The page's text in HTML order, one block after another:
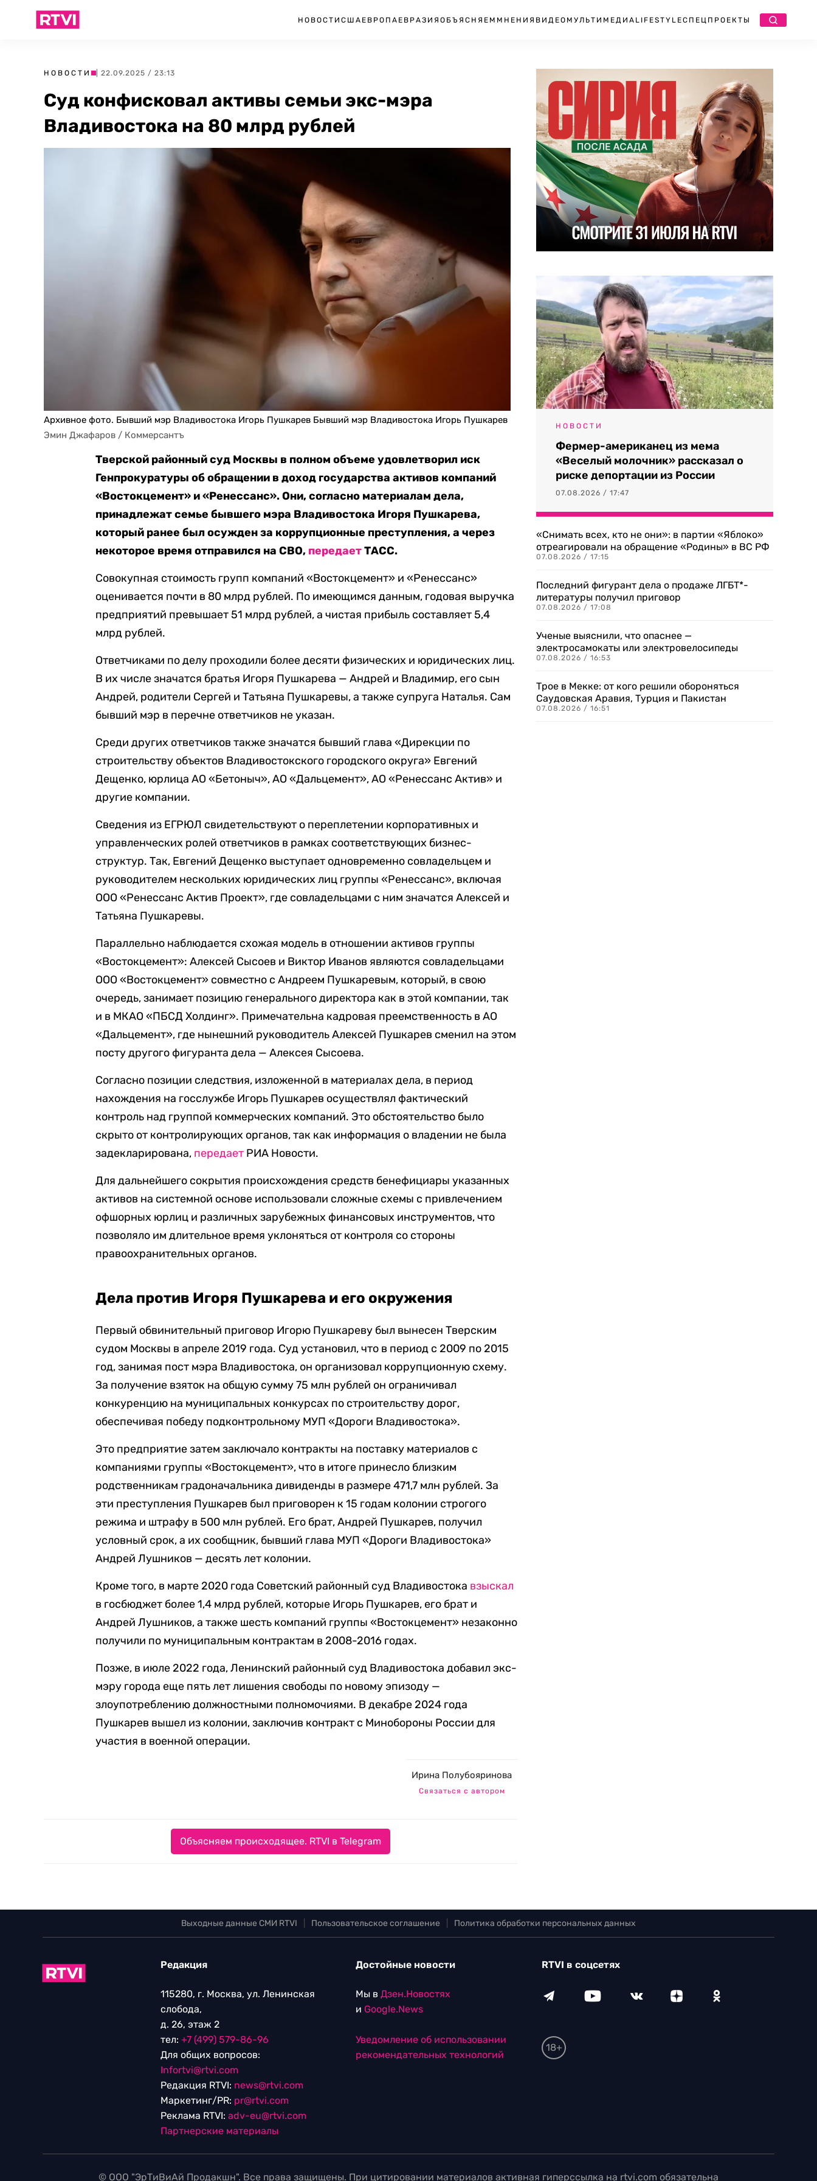
НОВОСТИ США ЕВРОПА ЕВРАЗИЯ ОБЪЯСНЯЕМ МНЕНИЯ ВИДЕО МУЛЬТИМЕДИА LIFESTYLEСПЕЦПРОЕКТЫ
НОВОСТИ | 22.09.2025 / 23:13
Суд конфисковал активы семьи экс-мэра
Владивостока на 80 млрд рублей
Архивное фото. Бывший мэр Владивостока Игорь Пушкарев Бывший мэр Владивостока Игорь Пушкарев
Эмин Джафаров / Коммерсантъ
Тверской районный суд Москвы в полном объеме удовлетворил иск
Генпрокуратуры об обращении в доход государства активов компаний
«Востокцемент» и «Ренессанс». Они, согласно материалам дела,
принадлежат семье бывшего мэра Владивостока Игоря Пушкарева,
который ранее был осужден за коррупционные преступления, а через
некоторое время отправился на СВО, передаетТАСС.
Совокупная стоимость групп компаний «Востокцемент» и «Ренессанс»
оценивается почти в 80 млрд рублей. По имеющимся данным, годовая выручка
предприятий превышает 51 млрд рублей, а чистая прибыль составляет 5,4
млрд рублей.
Ответчиками по делу проходили более десяти физических и юридических лиц.
В их числе значатся братья Игоря Пушкарева — Андрей и Владимир, его сын
Андрей, родители Сергей и Татьяна Пушкаревы, а также супруга Наталья. Сам
бывший мэр в перечне ответчиков не указан.
Среди других ответчиков также значатся бывший глава «Дирекции по
строительству объектов Владивостокского городского округа» Евгений
Дещенко, юрлица АО «Бетоныч», АО «Дальцемент», АО «Ренессанс Актив» и
другие компании.
Сведения из ЕГРЮЛ свидетельствуют о переплетении корпоративных и
управленческих ролей ответчиков в рамках соответствующих бизнес-
структур. Так, Евгений Дещенко выступает одновременно совладельцем и
руководителем нескольких юридических лиц группы «Ренессанс», включая
ООО «Ренессанс Актив Проект», где совладельцами с ним значатся Алексей и
Татьяна Пушкаревы.
Параллельно наблюдается схожая модель в отношении активов группы
«Востокцемент»: Алексей Сысоев и Виктор Иванов являются совладельцами
ООО «Востокцемент» совместно с Андреем Пушкаревым, который, в свою
очередь, занимает позицию генерального директора как в этой компании, так
и в МКАО «ПБСД Холдинг». Примечательна кадровая преемственность в АО
«Дальцемент», где нынешний руководитель Алексей Пушкарев сменил на этом
посту другого фигуранта дела — Алексея Сысоева.
Согласно позиции следствия, изложенной в материалах дела, в период
нахождения на госслужбе Игорь Пушкарев осуществлял фактический
контроль над группой коммерческих компаний. Это обстоятельство было
скрыто от контролирующих органов, так как информация о владении не была
задекларирована, передает РИА Новости.
Для дальнейшего сокрытия происхождения средств бенефициары указанных
активов на системной основе использовали сложные схемы с привлечением
офшорных юрлиц и различных зарубежных финансовых инструментов, что
позволяло им длительное время уклоняться от контроля со стороны
правоохранительных органов.
Дела против Игоря Пушкарева и его окружения
Первый обвинительный приговор Игорю Пушкареву был вынесен Тверским
судом Москвы в апреле 2019 года. Суд установил, что в период с 2009 по 2015
год, занимая пост мэра Владивостока, он организовал коррупционную схему.
За получение взяток на общую сумму 75 млн рублей он ограничивал
конкуренцию на муниципальных конкурсах по строительству дорог,
обеспечивая победу подконтрольному МУП «Дороги Владивостока».
Это предприятие затем заключало контракты на поставку материалов с
компаниями группы «Востокцемент», что в итоге принесло близким
родственникам градоначальника дивиденды в размере 471,7 млн рублей. За
эти преступления Пушкарев был приговорен к 15 годам колонии строгого
режима и штрафу в 500 млн рублей. Его брат, Андрей Пушкарев, получил
условный срок, а их сообщник, бывший глава МУП «Дороги Владивостока»
Андрей Лушников — десять лет колонии.
Кроме того, в марте 2020 года Советский районный суд Владивостока взыскал
в госбюджет более 1,4 млрд рублей, которые Игорь Пушкарев, его брат и
Андрей Лушников, а также шесть компаний группы «Востокцемент» незаконно
получили по муниципальным контрактам в 2008-2016 годах.
Позже, в июле 2022 года, Ленинский районный суд Владивостока добавил экс-
мэру города еще пять лет лишения свободы по новому эпизоду —
злоупотреблению должностными полномочиями. В декабре 2024 года
Пушкарев вышел из колонии, заключив контракт с Минобороны России для
участия в военной операции.
Ирина Полубояринова
Связаться с автором
Объясняем происходящее. RTVI в Telegram
НОВОСТИ
Фермер-американец из мема
«Веселый молочник» рассказал о
риске депортации из России
07.08.2026 / 17:47
«Снимать всех, кто не они»: в партии «Яблоко»
отреагировали на обращение «Родины» в ВС РФ
07.08.2026 / 17:15
Последний фигурант дела о продаже ЛГБТ*-
литературы получил приговор
07.08.2026 / 17:08
Ученые выяснили, что опаснее —
электросамокаты или электровелосипеды
07.08.2026 / 16:53
Трое в Мекке: от кого решили обороняться
Саудовская Аравия, Турция и Пакистан
07.08.2026 / 16:51
Выходные данные СМИ RTVI Пользовательское соглашение Политика обработки персональных данных
Редакция
115280, г. Москва, ул. Ленинская
слобода,
д. 26, этаж 2
тел: +7 (499) 579-86-96
Для общих вопросов:
Infortvi@rtvi.com
Редакция RTVI: news@rtvi.com
Маркетинг/PR: pr@rtvi.com
Реклама RTVI: adv-eu@rtvi.com
Партнерские материалы
Достойные новости
Мы в Дзен.Новостях
и Google.News
Уведомление об использовании
рекомендательных технологий
RTVI в соцсетях
18+
© ООО "ЭрТиВиАй Продакшн". Все права защищены. При цитировании материалов активная гиперссылка на rtvi.com обязательна